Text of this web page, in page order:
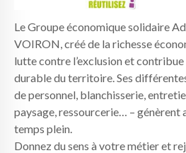
Le Groupe économique solidaire
VOIRON, créé de la richesse
lutte contre l’exclusion et
durable du territoire. Ses
de personnel, blanchisserie,
paysage, ressourcerie… – génèrent
temps plein.
Donnez du sens à votre métier et